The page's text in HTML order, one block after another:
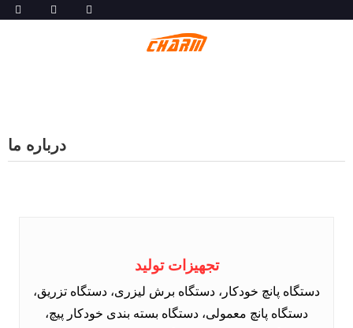
درباره ما
تجهیزات تولید
دستگاه پانچ خودکار، دستگاه برش لیزری، دستگاه تزریق،
دستگاه پانچ معمولی، دستگاه بسته بندی خودکار پیچ،